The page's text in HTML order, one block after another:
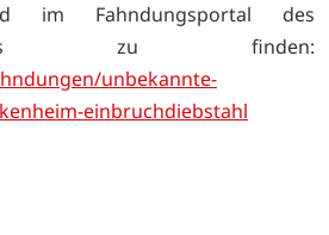
im Fahndungsportal des
zu finden:
unbekannte-
einbruchdiebstahl